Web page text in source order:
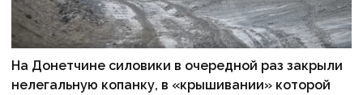
На Донетчине силовики в очередной раз закрыли
нелегальную копанку, в «крышивании» которой